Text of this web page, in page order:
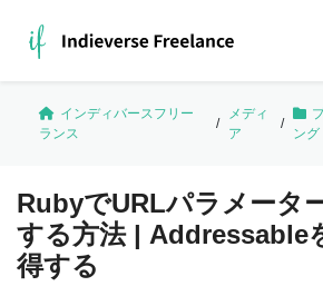
インディバースフリー
ランス
/
メディ
ア
/
ング
RubyでURLパラメータ
する方法 | Addressable
得する